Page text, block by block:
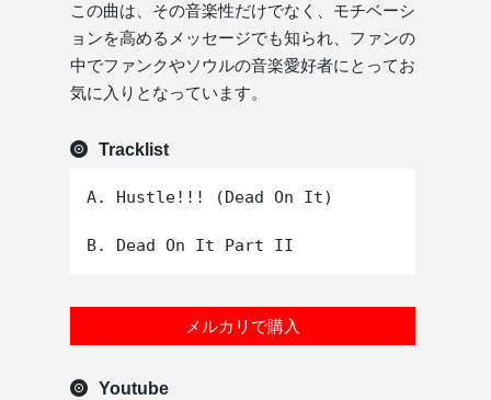
この曲は、その音楽性だけでなく、モチベーシ
ョンを高めるメッセージでも知られ、ファンの
中でファンクやソウルの音楽愛好者にとってお
気に入りとなっています。
Tracklist
A. Hustle!!! (Dead On It)
メルカリで購入
Youtube